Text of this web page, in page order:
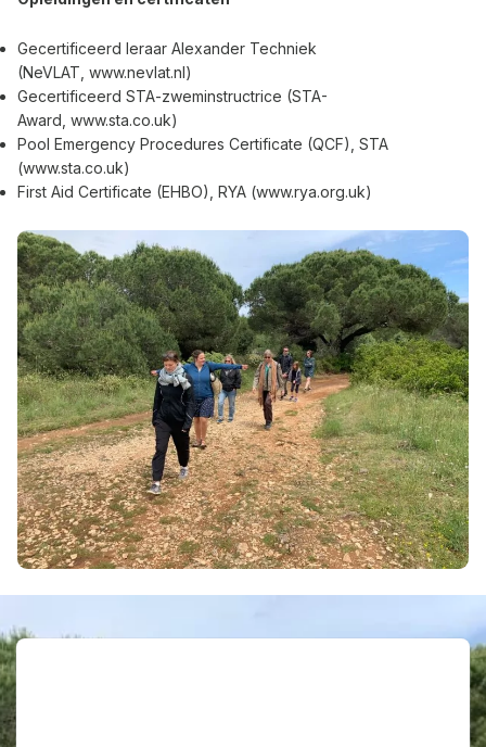
Gecertificeerd leraar Alexander Techniek
(NeVLAT, www.nevlat.nl)
Gecertificeerd STA-zweminstructrice (STA-
Award, www.sta.co.uk)
Pool Emergency Procedures Certificate (QCF), STA
(www.sta.co.uk)
First Aid Certificate (EHBO), RYA (www.rya.org.uk)